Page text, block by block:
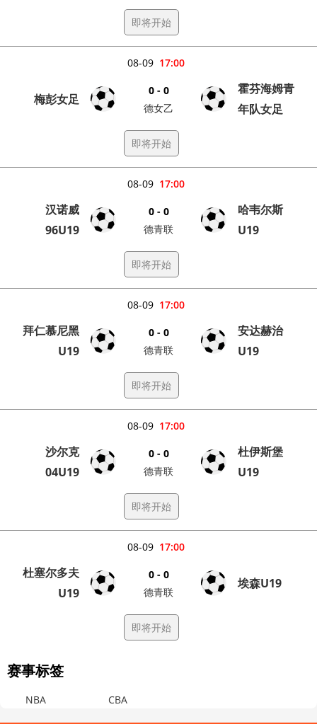
即将开始
17:00
08-09
梅彭女足
0 - 0
德女乙
霍芬海姆青
年队女足
即将开始
17:00
08-09
汉诺威
96U19
0 - 0
德青联
哈韦尔斯
U19
即将开始
17:00
08-09
拜仁慕尼黑
U19
0 - 0
德青联
安达赫治
U19
即将开始
17:00
08-09
沙尔克
04U19
0 - 0
德青联
杜伊斯堡
U19
即将开始
17:00
08-09
杜塞尔多夫
U19
0 - 0
德青联
埃森U19
即将开始
赛事标签
NBA CBA